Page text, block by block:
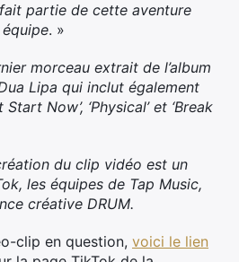
partie de cette aventure
. »
morceau extrait de l’album
Lipa qui inclut également
Now’, ‘Physical’ et ‘Break
du clip vidéo est un
les équipes de Tap Music,
créative DRUM.
clip en question, voici le lien